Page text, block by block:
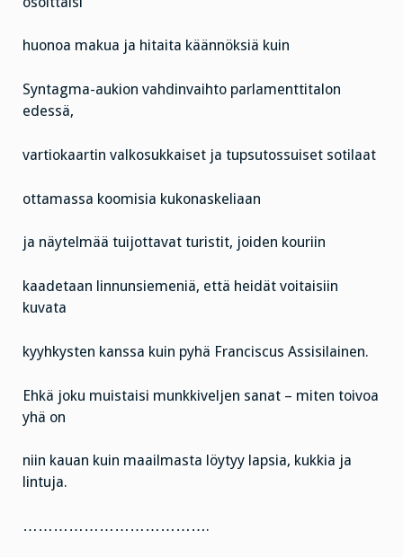
huonoa makua ja hitaita käännöksiä kuin
Syntagma-aukion vahdinvaihto parlamenttitalon
edessä,
vartiokaartin valkosukkaiset ja tupsutossuiset sotilaat
ottamassa koomisia kukonaskeliaan
ja näytelmää tuijottavat turistit, joiden kouriin
kaadetaan linnunsiemeniä, että heidät voitaisiin
kuvata
kyyhkysten kanssa kuin pyhä Franciscus Assisilainen.
Ehkä joku muistaisi munkkiveljen sanat – miten toivoa
yhä on
niin kauan kuin maailmasta löytyy lapsia, kukkia ja
lintuja.
……………………………….